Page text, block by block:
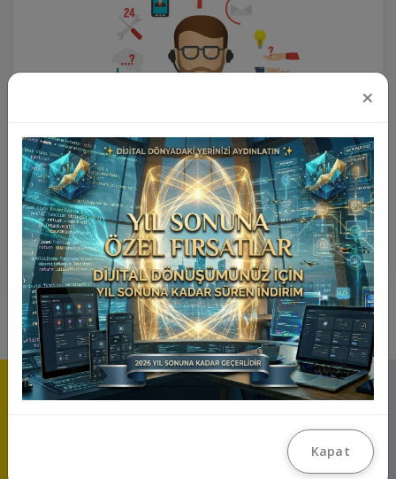
+1 Yıl Teknik Destek Paketi
₺12.500 Ürünü İncele
×
Kapat